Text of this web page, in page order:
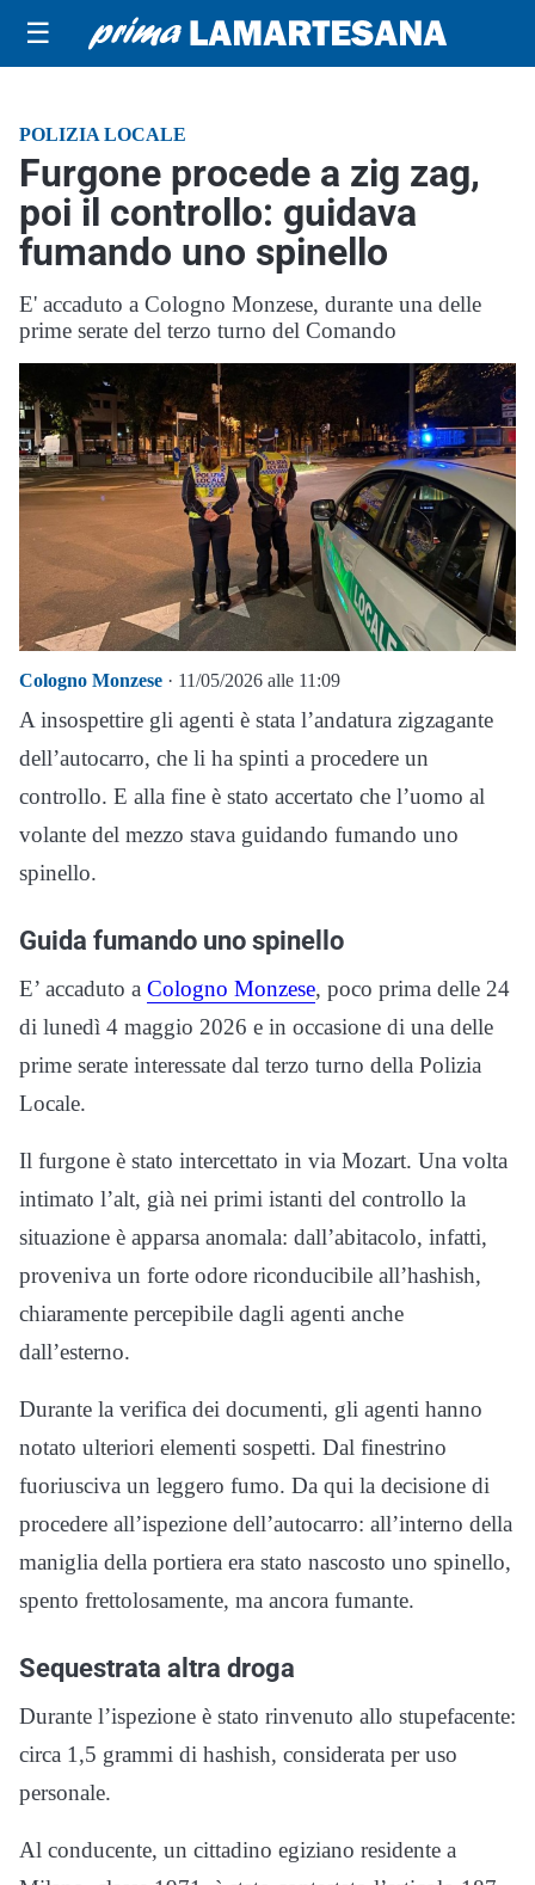
☰
POLIZIA LOCALE
Furgone procede a zig zag,
poi il controllo: guidava
fumando uno spinello
E' accaduto a Cologno Monzese, durante una delle
prime serate del terzo turno del Comando
Cologno Monzese · 11/05/2026 alle 11:09
A insospettire gli agenti è stata l’andatura zigzagante
dell’autocarro, che li ha spinti a procedere un
controllo. E alla fine è stato accertato che l’uomo al
volante del mezzo stava guidando fumando uno
spinello.
Guida fumando uno spinello
E’ accaduto a Cologno Monzese, poco prima delle 24
di lunedì 4 maggio 2026 e in occasione di una delle
prime serate interessate dal terzo turno della Polizia
Locale.
Il furgone è stato intercettato in via Mozart. Una volta
intimato l’alt, già nei primi istanti del controllo la
situazione è apparsa anomala: dall’abitacolo, infatti,
proveniva un forte odore riconducibile all’hashish,
chiaramente percepibile dagli agenti anche
dall’esterno.
Durante la verifica dei documenti, gli agenti hanno
notato ulteriori elementi sospetti. Dal finestrino
fuoriusciva un leggero fumo. Da qui la decisione di
procedere all’ispezione dell’autocarro: all’interno della
maniglia della portiera era stato nascosto uno spinello,
spento frettolosamente, ma ancora fumante.
Sequestrata altra droga
Durante l’ispezione è stato rinvenuto allo stupefacente:
circa 1,5 grammi di hashish, considerata per uso
personale.
Al conducente, un cittadino egiziano residente a